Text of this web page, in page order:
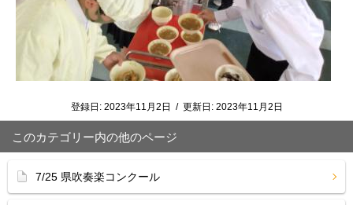
登録日: 2023年11月2日 / 更新日: 2023年11月2日
このカテゴリー内の他のページ
7/25 県吹奏楽コンクール